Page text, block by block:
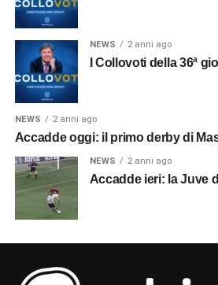
NEWS 2 anni ago
I Collovoti della 36ª
NEWS 2 anni ago
Accadde oggi: il primo derby di
NEWS 2 anni ago
Accadde ieri: la Juve